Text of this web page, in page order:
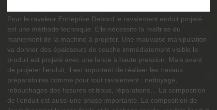
Pour le ravaleur Entreprise Debord le ravalement enduit projeté
est une méthode technique. Elle nécessite la maîtrise du
maniement de la machine à projeter. Une mauvaise manipulation
va donner des épaisseurs de couche immédiatement visible le
produit est projeté avec une lance à haute pression. Mais avant
de projeter l’enduit, il est important de réaliser les travaux
préparatoires comme pour tout ravalement : nettoyage,
rebouchages des fissures et trous, réparations… La composition
de l’enduit est aussi une phase importante. La composition de